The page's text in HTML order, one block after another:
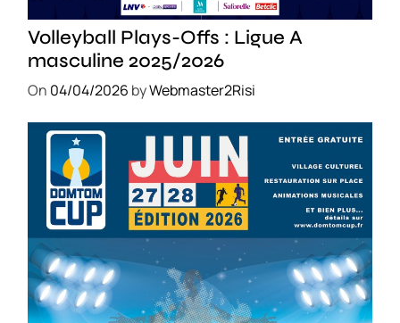
Volleyball Plays-Offs : Ligue A
masculine 2025/2026
On 04/04/2026 byWebmaster2Risi